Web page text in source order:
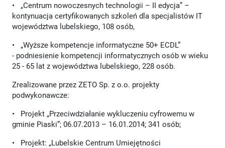
• „Centrum nowoczesnych technologii – II edycja” –
kontynuacja certyfikowanych szkoleń dla specjalistów IT
województwa lubelskiego, 108 osób,
• „Wyższe kompetencje informatyczne 50+ ECDL”
- podniesienie kompetencji informatycznych osób w wieku
25 - 65 lat z województwa lubelskiego, 228 osób.
Zrealizowane przez ZETO Sp. z o.o. projekty
podwykonawcze:
• Projekt „Przeciwdziałanie wykluczeniu cyfrowemu w
gminie Piaski”; 06.07.2013 – 16.01.2014; 341 osób;
• Projekt: „Lubelskie Centrum Umiejętności